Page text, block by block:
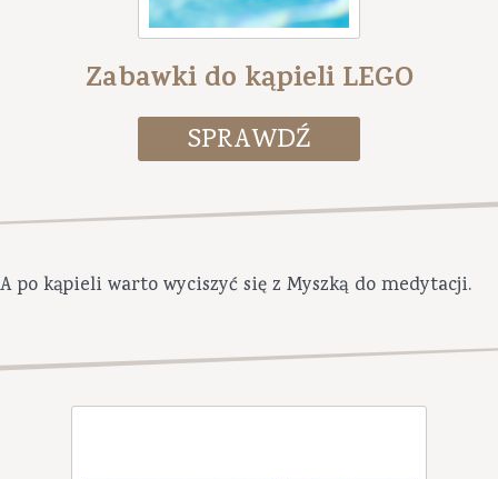
Zabawki do kąpieli LEGO
A po kąpieli warto wyciszyć się z Myszką do medytacji.